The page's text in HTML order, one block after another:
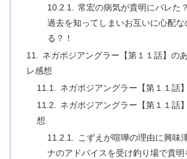
常宏の病気が貴明にバレた
過去を知ってしまいお互いに心配な
る？！
ネガポジアングラー【第１１話】の
レ感想
ネガポジアングラー【第１１話
ネガポジアングラー【第１１話
想
こずえが喧嘩の理由に興味
ナのアドバイスを受け釣り場で貴明